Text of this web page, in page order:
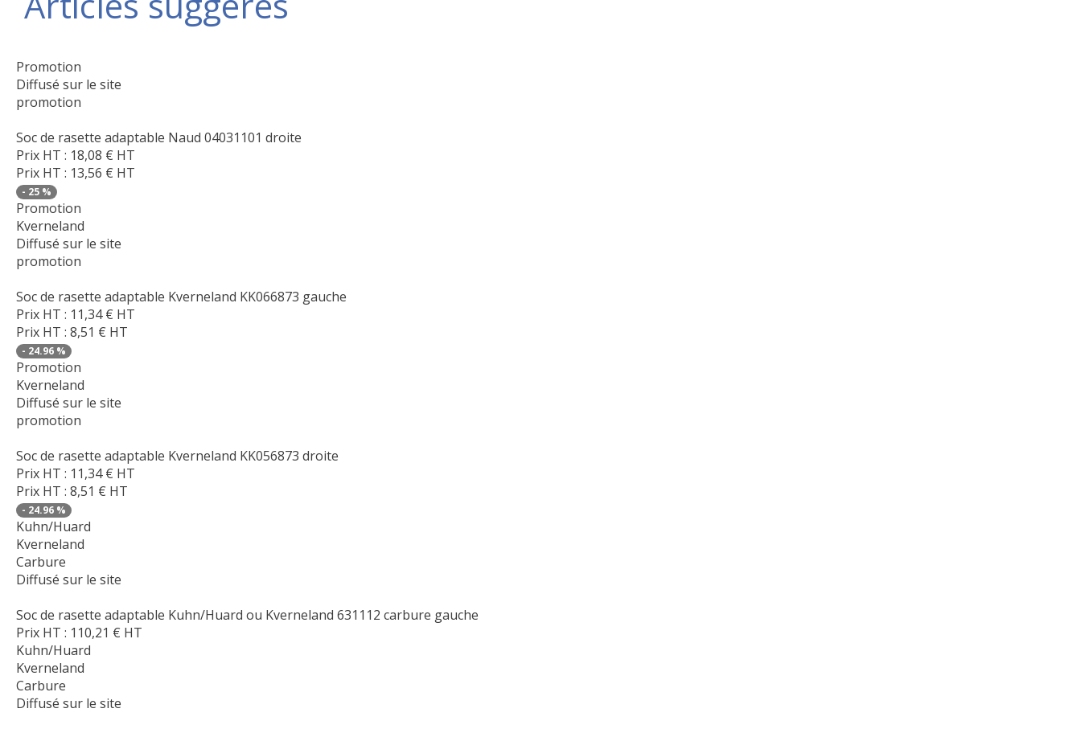
Promotion
Diffusé sur le site
promotion
Soc de rasette adaptable Naud 04031101 droite
Prix HT : 18,08 € HT
Prix HT : 13,56 € HT
- 25 %
Promotion
Kverneland
Diffusé sur le site
promotion
Soc de rasette adaptable Kverneland KK066873 gauche
Prix HT : 11,34€ HT
Prix HT : 8,51 € HT
- 24.96 %
Promotion
Kverneland
Diffusé sur le site
promotion
Soc de rasette adaptable Kverneland KK056873 droite
Prix HT : 11,34€ HT
Prix HT : 8,51 € HT
- 24.96 %
Kuhn/Huard
Kverneland
Carbure
Diffusé sur le site
Soc de rasette adaptable Kuhn/Huard ou Kverneland 631112 carbure gauche
Prix HT : 110,21 € HT
Kuhn/Huard
Kverneland
Carbure
Diffusé sur le site